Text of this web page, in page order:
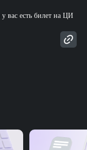
вас есть билет на ЦИ